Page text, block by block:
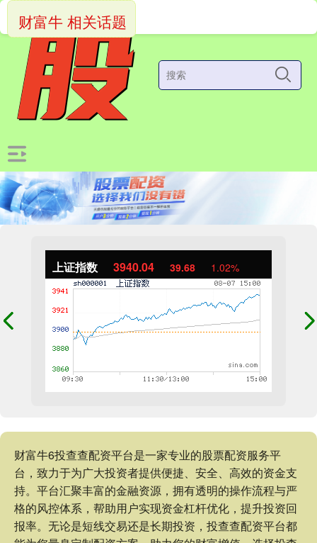
上证指数 3940.04 39.68 1.02%
财富牛6投查查配资平台是一家专业的股票配资服务平
台，致力于为广大投资者提供便捷、安全、高效的资金支
持。平台汇聚丰富的金融资源，拥有透明的操作流程与严
格的风控体系，帮助用户实现资金杠杆优化，提升投资回
报率。无论是短线交易还是长期投资，投查查配资平台都
财富牛 相关话题